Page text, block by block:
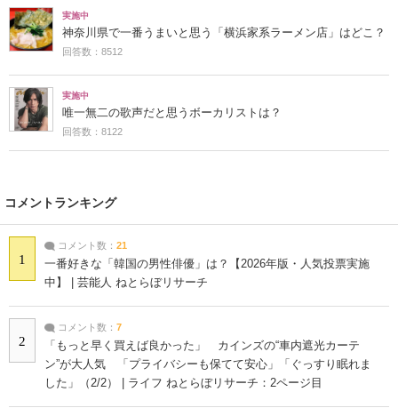
実施中
神奈川県で一番うまいと思う「横浜家系ラーメン店」はどこ？
回答数：8512
実施中
唯一無二の歌声だと思うボーカリストは？
回答数：8122
コメントランキング
1
コメント数： 21
一番好きな「韓国の男性俳優」は？【2026年版・人気投票実施
中】 | 芸能人 ねとらぼリサーチ
2
コメント数： 7
「もっと早く買えば良かった」 カインズの“車内遮光カーテ
ン”が大人気 「プライバシーも保てて安心」「ぐっすり眠れま
した」（2/2） | ライフ ねとらぼリサーチ：2ページ目